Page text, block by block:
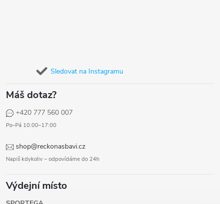
Sledovat na Instagramu
Máš dotaz?
+420 777 560 007
Po–Pá 10:00–17:00
shop@reckonasbavi.cz
Napiš kdykoliv – odpovídáme do 24h
Výdejní místo